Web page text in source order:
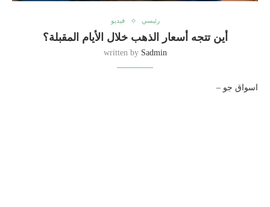
رئيسي فيديو
أين تتجه أسعار الذهب خلال الأيام المقبلة؟
written by Sadmin
اسواق جو –